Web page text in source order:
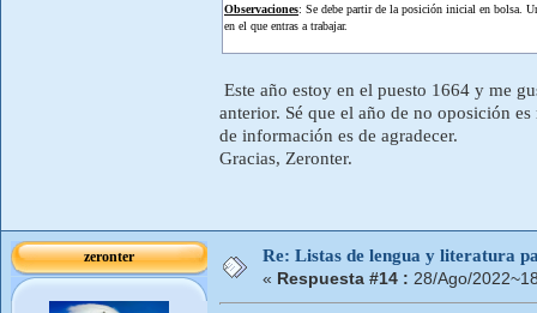
Observaciones: Se debe partir de la posición inicial en bolsa.
en el que entras a trabajar.
Este año estoy en el puesto 1664 y me
anterior. Sé que el año de no oposición
de información es de agradecer.
Gracias, Zeronter.
zeronter Re: Listas de lengua y literatura
« Respuesta #14 : 28/Ago/